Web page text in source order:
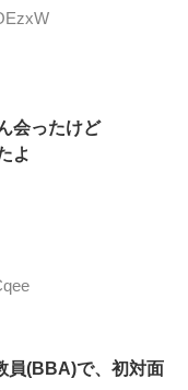
会ったけど
よ
員(BBA)で、初対面